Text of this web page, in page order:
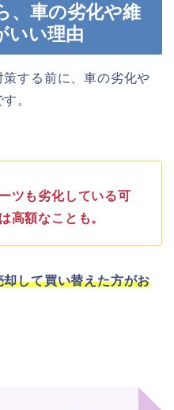
、車の劣化や維
いい理由
する前に、車の劣化や
。
ツも劣化している可
高額なことも。
却して買い替えた方がお